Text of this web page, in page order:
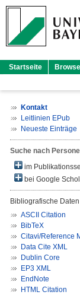
Startseite
Kontakt
Leitlinien EPub
Neueste Einträge
Suche nach
im
bei Google
Bibliografische
ASCII Citation
BibTeX
Citavi/Reference
Data Cite XML
Dublin Core
EP3 XML
EndNote
HTML Citation